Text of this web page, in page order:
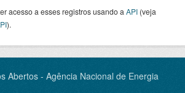
acesso a esses registros usando a API (veja
).
Abertos - Agência Nacional de Energia